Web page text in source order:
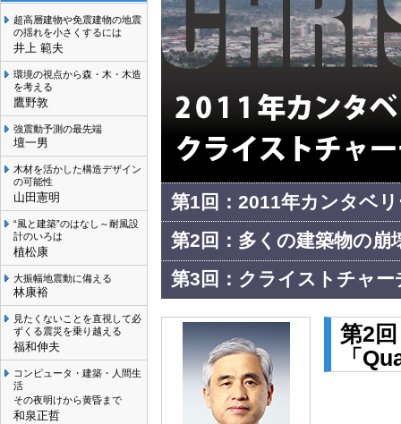
超高層建物や免震建物の地震
の揺れを小さくするには
井上 範夫
環境の視点から森・木・木造
を考える
鷹野敦
強震動予測の最先端
壇一男
木材を活かした構造デザイン
の可能性
山田憲明
“風と建築”のはなし～耐風設
計のいろは
植松康
大振幅地震動に備える
林康裕
見たくないことを直視して必
ずくる震災を乗り越える
福和伸夫
コンピュータ・建築・人間生
活
その夜明けから黄昏まで
和泉正哲
第1回：2011年カンタベ
第2回：多くの建築物の
第3回：クライストチャ
第2
「